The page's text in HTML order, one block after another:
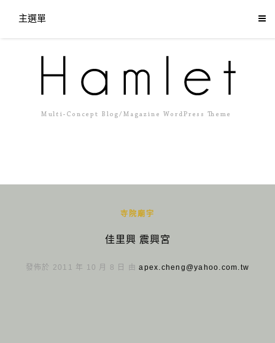
主選單
寺院廟宇
佳里興 震興宮
發佈於 2011 年 10 月 8 日 由apex.cheng@yahoo.com.tw